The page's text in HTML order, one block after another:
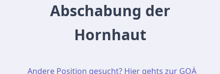
Abschabung der
Hornhaut
Andere Position gesucht? Hier gehts zur GOÄ